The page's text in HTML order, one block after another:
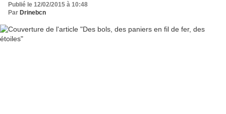
Publié le 12/02/2015 à 10:48
Par Drinebcn